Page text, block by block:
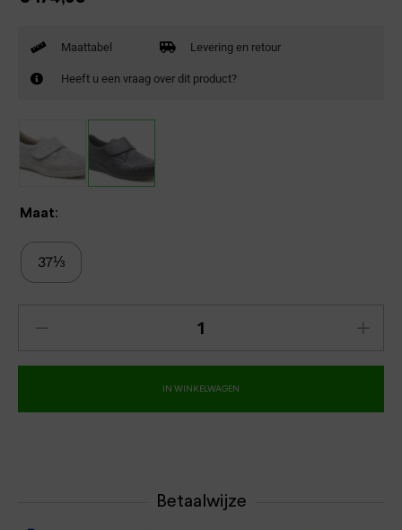
Maattabel Levering en retour
Heeft u een vraag over dit product?
Maat:
37⅓
IN WINKELWAGEN
Betaalwijze